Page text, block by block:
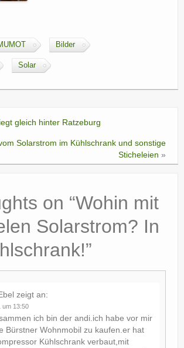
Bilder
Solar
gleich hinter Ratzeburg
Solarstrom im Kühlschrank und sonstige
Sticheleien »
on “Wohin mit
Solarstrom? In
”
zeigt an:
um 13:50
ich bin der andi.ich habe vor mir
Bürstner Wohnmobil zu kaufen.er hat
Kühlschrank verbaut,mit